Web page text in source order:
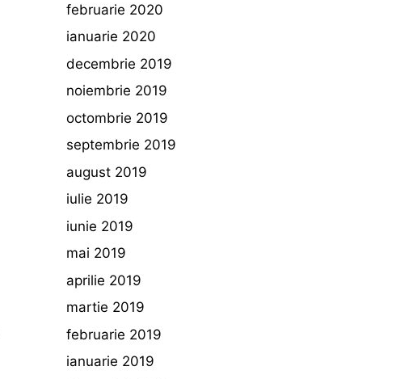
februarie 2020
ianuarie 2020
decembrie 2019
noiembrie 2019
octombrie 2019
septembrie 2019
august 2019
iulie 2019
iunie 2019
mai 2019
aprilie 2019
martie 2019
februarie 2019
ianuarie 2019